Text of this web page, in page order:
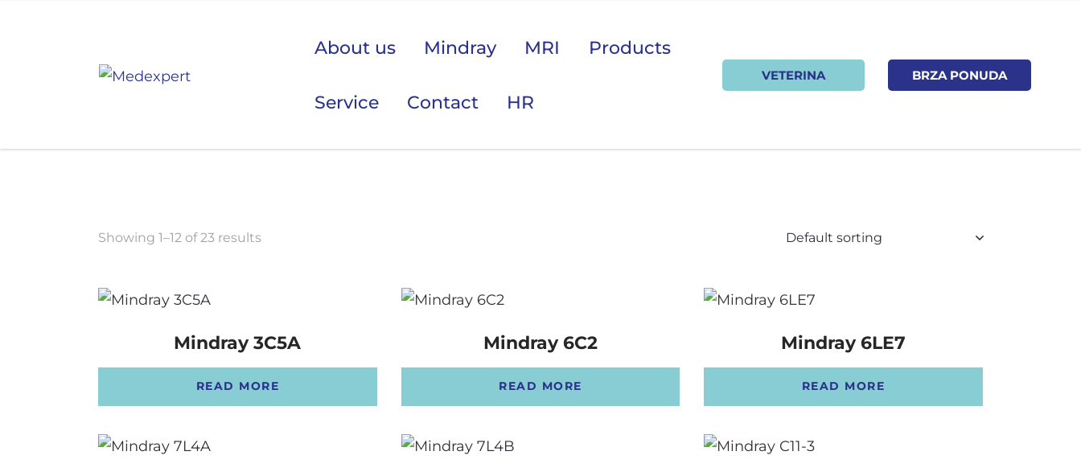
About us Mindray MRI Products
Service Contact HR
VETERINA BRZA PONUDA
Showing 1–12 of 23 results
Mindray 3C5A
READ MORE
Mindray 6C2
READ MORE
Mindray 6LE7
READ MORE
ULTRAZVUK
POTROŠNI MATERIJAL